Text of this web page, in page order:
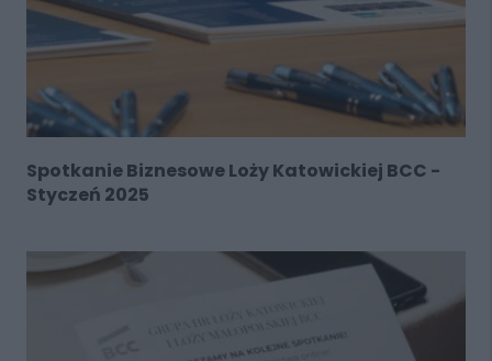
Spotkanie Biznesowe Loży Katowickiej BCC -
Styczeń 2025